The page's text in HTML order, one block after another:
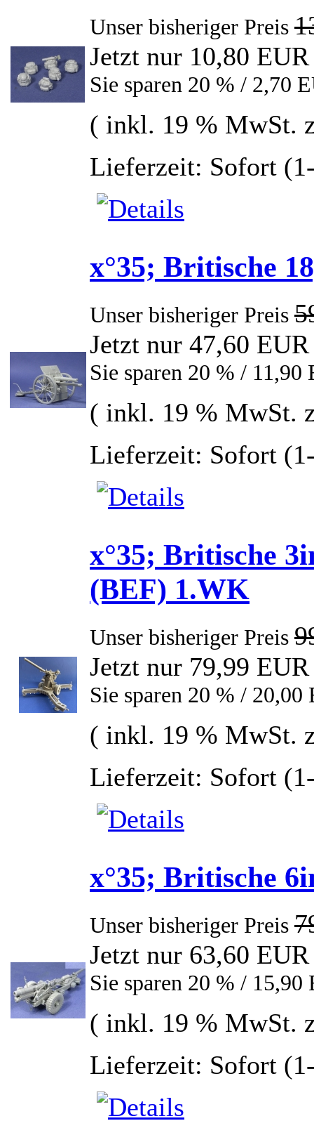
Unser bisheriger Preis
Jetzt nur 10,80 EUR
Sie sparen 20 % / 2,70
( inkl. 19 % MwSt.
Lieferzeit: Sofort
x°35; Britische
Unser bisheriger Preis
Jetzt nur 47,60 EUR
Sie sparen 20 % / 11,90
( inkl. 19 % MwSt.
Lieferzeit: Sofort
x°35; Britische
(BEF) 1.WK
Unser bisheriger Preis
Jetzt nur 79,99 EUR
Sie sparen 20 % / 20,00
( inkl. 19 % MwSt.
Lieferzeit: Sofort
x°35; Britische
Unser bisheriger Preis
Jetzt nur 63,60 EUR
Sie sparen 20 % / 15,90
( inkl. 19 % MwSt.
Lieferzeit: Sofort